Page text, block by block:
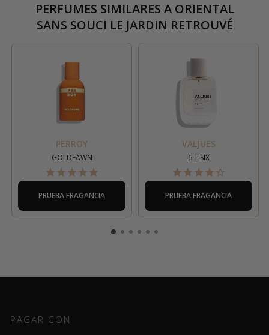
PERFUMES SIMILARES AORIENTAL
SANS SOUCI LE JARDIN RETROUVÉ
PERROY
GOLDFAWN
PRUEBA FRAGANCIA
VALJUES
6 | SIX
PRUEBA FRAGANCIA
PAGAR CON